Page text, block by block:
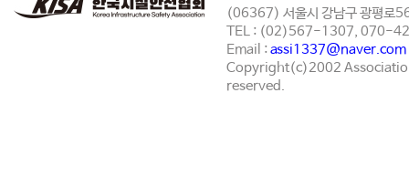
(06367) 서울시 강남구 광평로
TEL : (02)567-1307, 070-
Email :assi1337@naver.com
Copyright(c)2002
reserved.